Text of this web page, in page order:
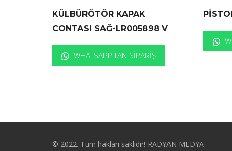
KÜLBÜRÖTÖR KAPAK
CONTASI SAĞ-LR005898 V
WHATSAPP'TAN SIPARIŞ
© 2022. Tüm hakları saklıdır! RADYAN MEDYA